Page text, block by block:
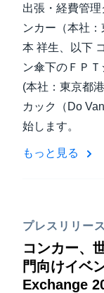
出張・経費管
ンカー（本社
本 祥生、以下
ン傘下のＦＰ
(本社：東京都
カック（Do
始します。
もっと見る
プレスリリース
コンカー、
門向けイベ
Exchange